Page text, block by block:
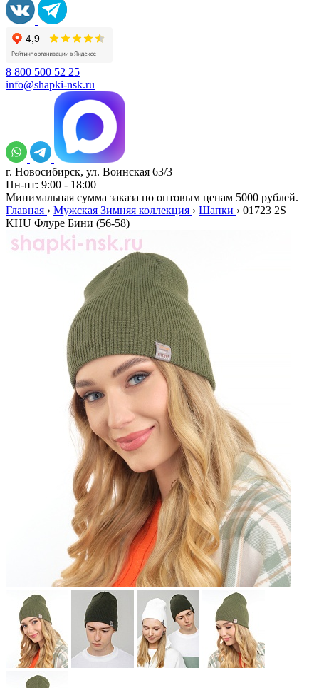
8 800 500 52 25
info@shapki-nsk.ru
г. Новосибирск, ул. Воинская 63/3
Пн-пт: 9:00 - 18:00
Минимальная сумма заказа по оптовым ценам 5000 рублей.
Главная › Мужская Зимняя коллекция › Шапки › 01723 2S
KHU Флуре Бини (56-58)